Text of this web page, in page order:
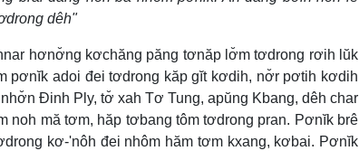
dêh"
hơnơ̆ng kơchăng păng tơnăp lơ̆m tơdrong rơih lŭk
pơnĭk adoi đei tơdrong kăp gĭt kơdih, nơ̆r pơtih kơdih
Đinh Ply, tơ̆ xah Tơ Tung, apŭng Kbang, dêh char
mă tơm, hăp tơbang tôm tơdrong pran. Pơnĭk brê
kơ-'nôh đei nhôm hăm tơm kxang, kơbai. Pơnĭk